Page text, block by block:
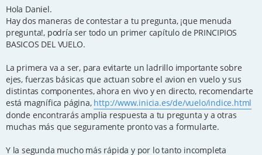
s
Hola Daniel.
Hay dos maneras de contestar a tu pregunta, ¡que menuda
pregunta!, podría ser todo un primer capítulo de PRINCIPIOS
BASICOS DEL VUELO.
La primera va a ser, para evitarte un ladrillo importante sobre
ejes, fuerzas básicas que actuan sobre el avion en vuelo y sus
distintas componentes, ahora en vivo y en directo, recomendarte
está magnífica página, http://www.inicia.es/de/vuelo/indice.html
donde encontrarás amplia respuesta a tu pregunta y a otras
muchas más que seguramente pronto vas a formularte.
Y la segunda mucho más rápida y por lo tanto incompleta